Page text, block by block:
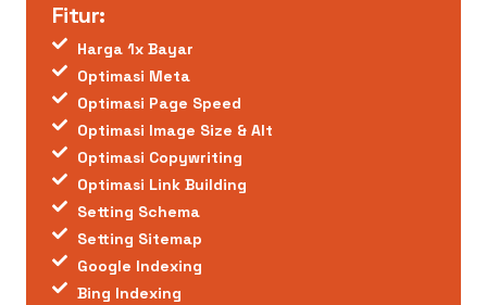
Fitur:
Harga 1x Bayar
Optimasi Meta
Optimasi Page Speed
Optimasi Image Size & Alt
Optimasi Copywriting
Optimasi Link Building
Setting Schema
Setting Sitemap
Google Indexing
Bing Indexing